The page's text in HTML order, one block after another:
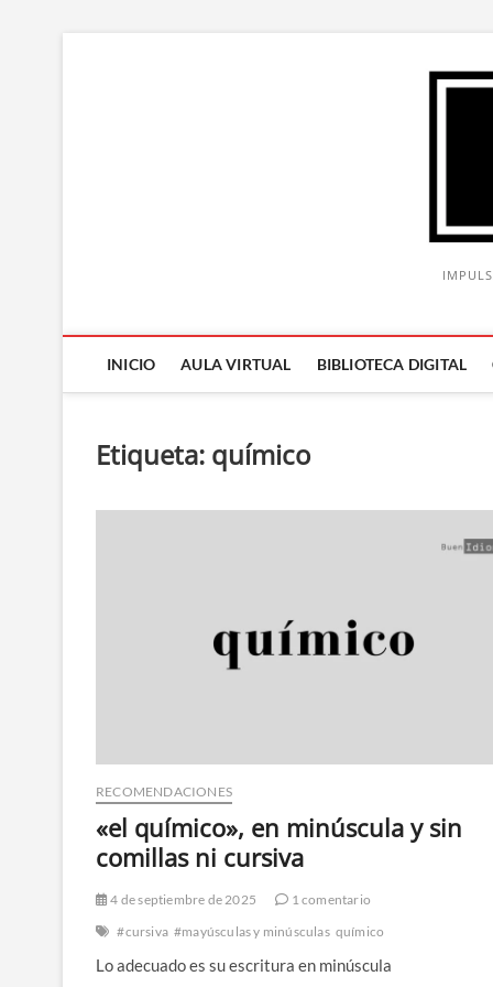
INICIO AULA VIRTUAL BIBLIOTECA DIGITAL
Etiqueta: químico
RECOMENDACIONES
«el químico», en minúscula y sin
comillas ni cursiva
4 de septiembre de 2025
1 comentario
#cursiva #mayúsculas y minúsculas químico
Lo adecuado es su escritura en minúscula